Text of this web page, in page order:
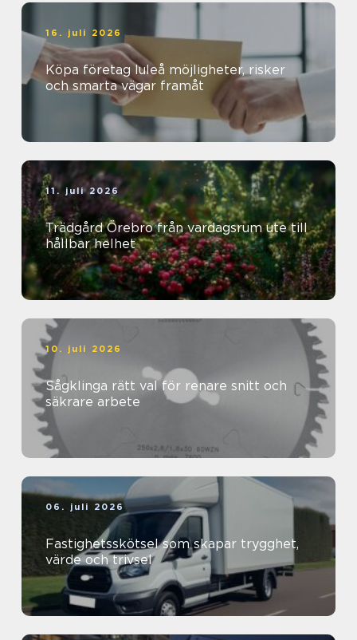
16. juli 2026
Köpa företag luleå möjligheter, risker
och smarta vägar framåt
11. juli 2026
Trädgård Örebro från vardagsrum ute till
hållbar helhet
10. juli 2026
Sågklinga rätt val för renare snitt och
säkrare arbete
06. juli 2026
Fastighetsskötsel som skapar trygghet,
värde och trivsel